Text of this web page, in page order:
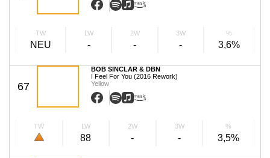
TW
NEU
LW
-
2W
-
3W
-
%
3,6%
67
BOB SINCLAR & DBN
I Feel For You (2016 Rework)
Yellow
TW LW
88
2W
-
3W
-
%
3,5%